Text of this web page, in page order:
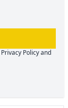
Privacy Policyand